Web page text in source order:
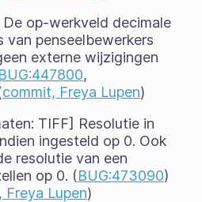
op-werkveld decimale
van penseelbewerkers
externe wijzigingen
BUG:447800,
commit, Freya Lupen)
TIFF] Resolutie in
ingesteld op 0. Ook
resolutie van een
op 0. (BUG:473090)
Freya Lupen)